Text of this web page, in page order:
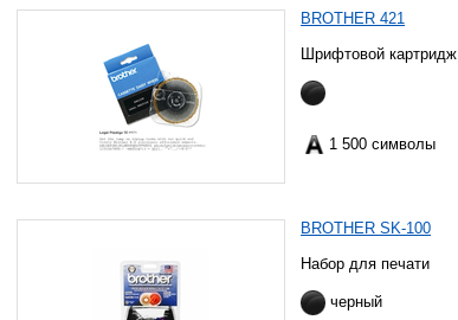
BROTHER 421
Шрифтовой картридж
1 500 символы
BROTHER SK-100
Набор для печати
черный